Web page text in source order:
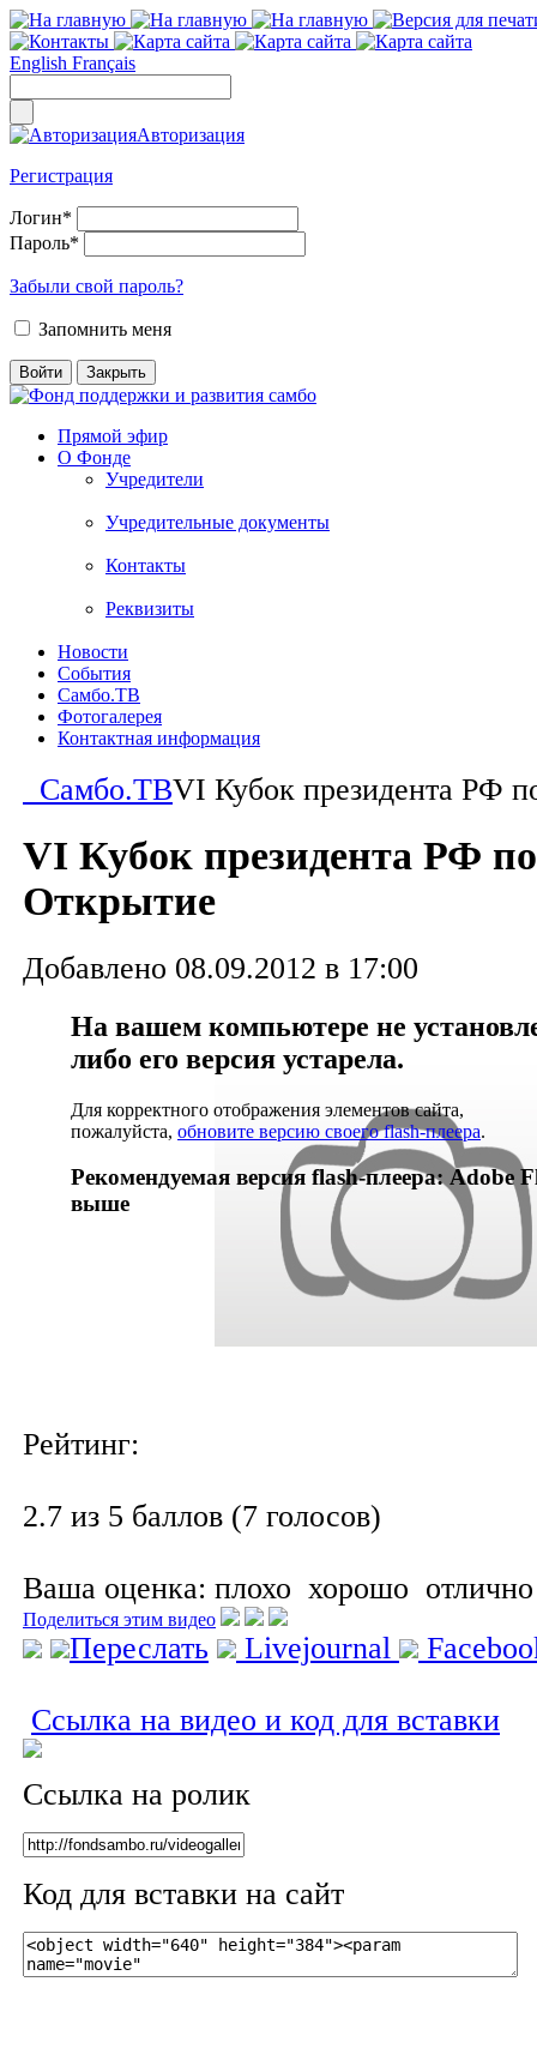
English Français
Авторизация
Регистрация
Логин*
Пароль*
Забыли свой пароль?
Запомнить меня
Прямой эфир
О Фонде
Учредители
Учредительные документы
Контакты
Реквизиты
Новости
События
Самбо.ТВ
Фотогалерея
Контактная информация
Самбо.ТВVI Кубок президента РФ
VI Кубок президента РФ
Открытие
Добавлено 08.09.2012 в 17:00
На вашем компьютере не
либо его версия устарела.
Для корректного отображения элементов сайта,
пожалуйста, обновите версию своего flash-плеера.
Рекомендуемая версия flash-плеера: Adobe
выше
Рейтинг:
2.7 из 5 баллов (7 голосов)
Ваша оценка: плохо хорошо отлично
Поделиться этим видео
Переслать Livejournal
Ссылка на видео и код для вставки
Ссылка на ролик
Код для вставки на сайт